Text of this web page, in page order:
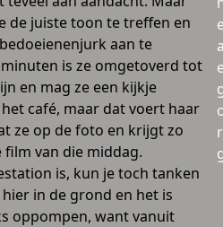
de juiste toon te treffen en
aan te
is ze omgetoverd tot
en mag ze een kijkje
café, maar dat voert haar
ze op de foto en krijgt zo
van die middag.
is, kun je toch tanken
in de grond en het is
oppompen, want vanuit